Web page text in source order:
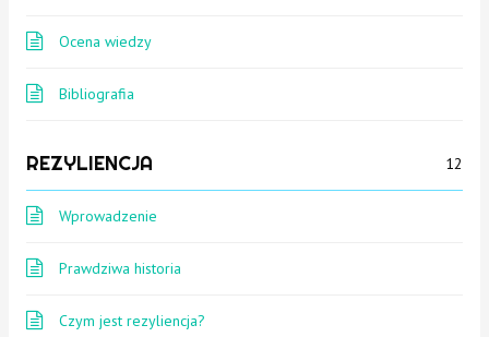
Ocena wiedzy
Bibliografia
REZYLIENCJA 12
Wprowadzenie
Prawdziwa historia
Czym jest rezyliencja?